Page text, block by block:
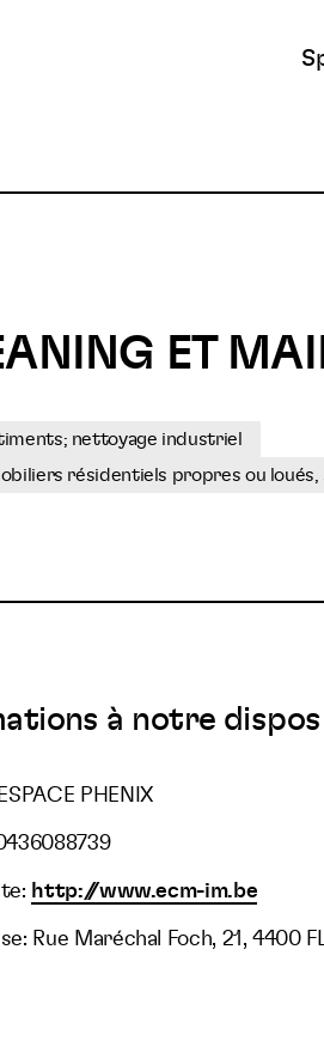
ET
nettoyage industriel
résidentiels propres ou
à notre
PHENIX
http://www.ecm-im.be
Rue Maréchal Foch, 21, 4400